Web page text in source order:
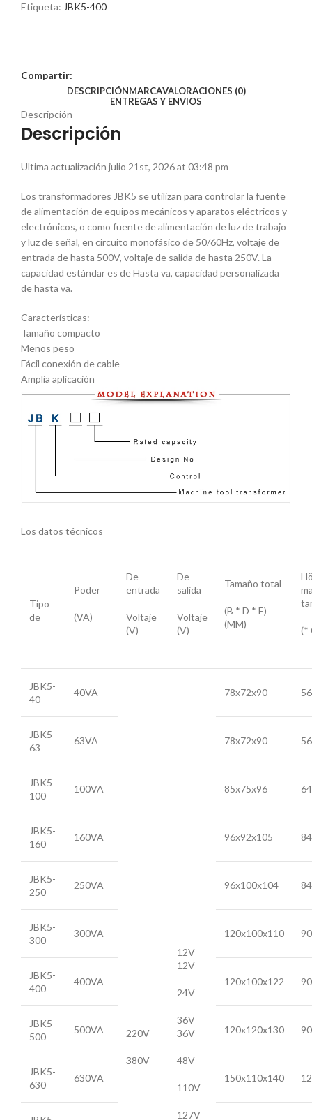
Etiqueta: JBK5-400
Compartir:
DESCRIPCIÓNMARCAVALORACIONES (0)
ENTREGAS Y ENVIOS
Descripción
Descripción
Ultima actualización julio 21st, 2026 at 03:48 pm
Los transformadores JBK5 se utilizan para controlar la fuente
de alimentación de equipos mecánicos y aparatos eléctricos y
electrónicos, o como fuente de alimentación de luz de trabajo
y luz de señal, en circuito monofásico de 50/60Hz, voltaje de
entrada de hasta 500V, voltaje de salida de hasta 250V. La
capacidad estándar es de Hasta va, capacidad personalizada
de hasta va.
Características:
Tamaño compacto
Menos peso
Fácil conexión de cable
Amplia aplicación
Los datos técnicos
Tipo
de
Poder
(VA)
De
entrada
Voltaje
(V)
De
salida
Voltaje
(V)
Tamaño total
(B * D * E)
(MM)
(*
JBK5-
40
40VA
220V
380V
12V
12V
24V
36V
36V
48V
110V
127V
78x72x90
JBK5-
63
63VA 78x72x90
JBK5-
100
100VA 85x75x96
JBK5-
160
160VA 96x92x105
JBK5-
250
250VA 96x100x104
JBK5-
300
300VA 120x100x110
JBK5-
400
400VA 120x100x122
JBK5-
500
500VA 120x120x130
JBK5-
630
630VA 150x110x140